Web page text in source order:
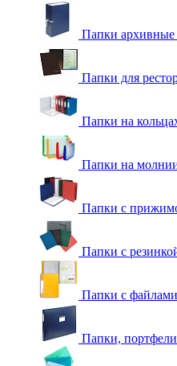
Папки архивные
Папки для
Папки на
Папки на
Папки с
Папки с
Папки с файлами
Папки,